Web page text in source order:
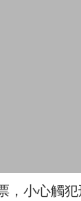
，小心觸